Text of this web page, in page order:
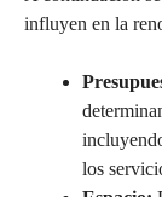
influyen en la
los